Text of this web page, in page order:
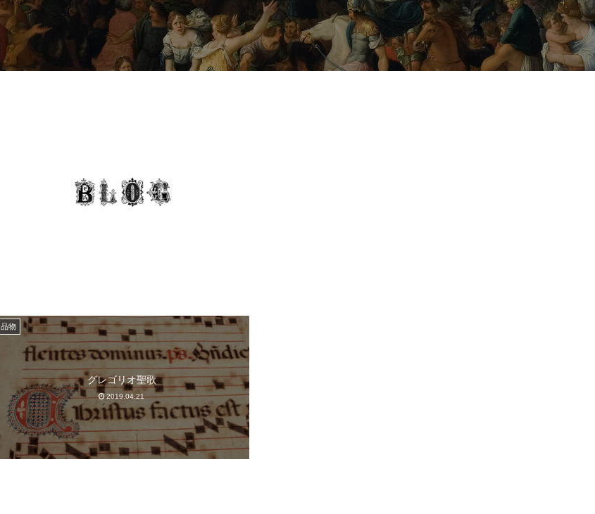
品物
グレゴリオ聖歌
2019.04.21